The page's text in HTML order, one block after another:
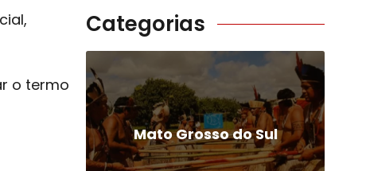
o termo
Categorias
Mato Grosso do Sul